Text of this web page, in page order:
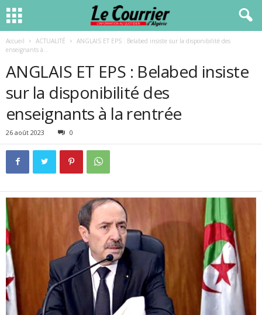
Accueil ACTUALITÉ
ANGLAIS ET EPS : Belabed insiste sur la disponibilité des
enseignants à...
ANGLAIS ET EPS : Belabed insiste
sur la disponibilité des
enseignants à la rentrée
26 août 2023 0